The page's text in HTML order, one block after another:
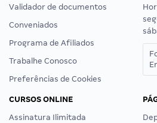
Validador de documentos
Conveniados
Programa de Afiliados
Trabalhe Conosco
Preferências de Cookies
CURSOS ONLINE
Assinatura Ilimitada